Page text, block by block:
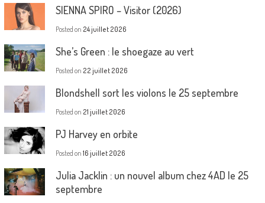
SIENNA SPIRO – Visitor (2026)
Posted on 24 juillet 2026
She’s Green : le shoegaze au vert
Posted on 22 juillet 2026
Blondshell sort les violons le 25 septembre
Posted on 21 juillet 2026
PJ Harvey en orbite
Posted on 16 juillet 2026
Julia Jacklin : un nouvel album chez 4AD le 25
septembre